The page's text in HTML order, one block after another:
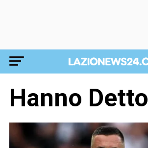
Hanno Detto